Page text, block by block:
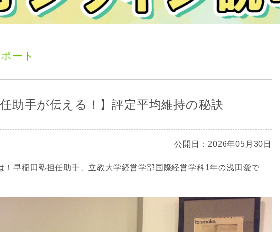
ート
任助手が伝える！】評定平均維持の秘訣
公開日：2026年05月30日
！早稲田塾担任助手、立教大学経営学部国際経営学科1年の浅田愛で